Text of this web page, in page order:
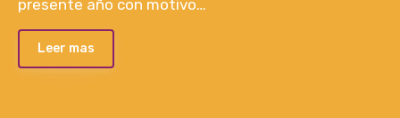
presente año con motivo…
Leer mas